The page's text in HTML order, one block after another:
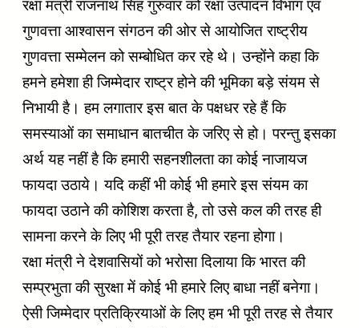
रक्षा मंत्री राजनाथ सिंह गुरुवार को रक्षा उत्पादन विभाग एवं
गुणवत्ता आश्वासन संगठन की ओर से आयोजित राष्ट्रीय
गुणवत्ता सम्मेलन को सम्बोधित कर रहे थे। उन्होंने कहा कि
हमने हमेशा ही जिम्मेदार राष्ट्र होने की भूमिका बड़े संयम से
निभायी है। हम लगातार इस बात के पक्षधर रहे हैं कि
समस्याओं का समाधान बातचीत के जरिए से हो। परन्तु इसका
अर्थ यह नहीं है कि हमारी सहनशीलता का कोई नाजायज
फायदा उठाये। यदि कहीं भी कोई भी हमारे इस संयम का
फायदा उठाने की कोशिश करता है, तो उसे कल की तरह ही
सामना करने के लिए भी पूरी तरह तैयार रहना होगा।
रक्षा मंत्री ने देशवासियों को भरोसा दिलाया कि भारत की
सम्प्रभुता की सुरक्षा में कोई भी हमारे लिए बाधा नहीं बनेगा।
ऐसी जिम्मेदार प्रतिक्रियाओं के लिए हम भी पूरी तरह से तैयार